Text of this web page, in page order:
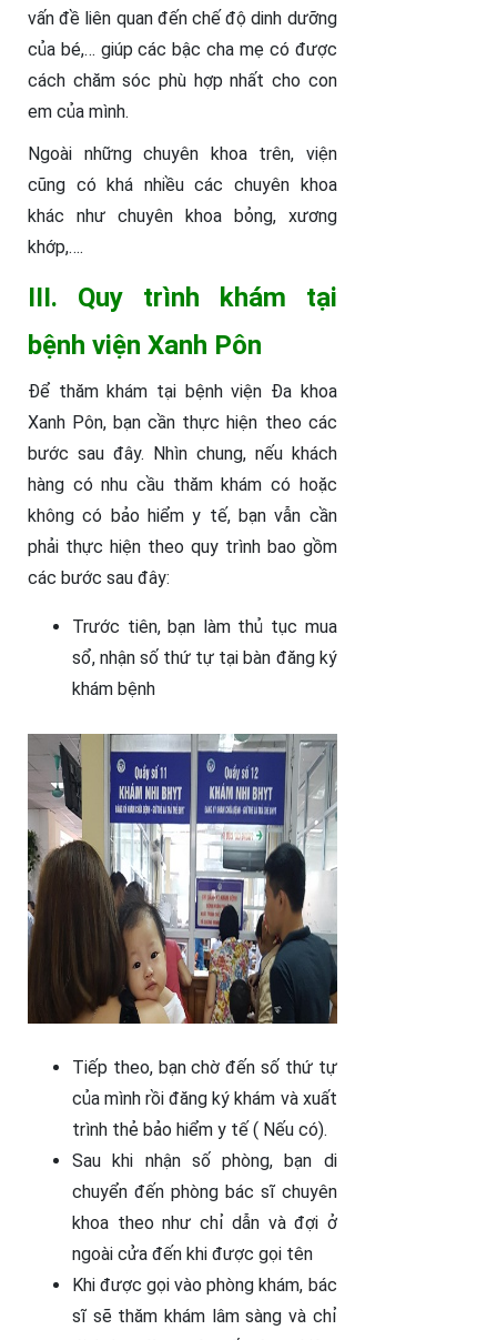
vấn đề liên quan đến chế độ dinh dưỡng
của bé,… giúp các bậc cha mẹ có được
cách chăm sóc phù hợp nhất cho con
em của mình.
Ngoài những chuyên khoa trên, viện
cũng có khá nhiều các chuyên khoa
khác như chuyên khoa bỏng, xương
khớp,….
III. Quy trình khám tại
bệnh viện Xanh Pôn
Để thăm khám tại bệnh viện Đa khoa
Xanh Pôn, bạn cần thực hiện theo các
bước sau đây. Nhìn chung, nếu khách
hàng có nhu cầu thăm khám có hoặc
không có bảo hiểm y tế, bạn vẫn cần
phải thực hiện theo quy trình bao gồm
các bước sau đây:
Trước tiên, bạn làm thủ tục mua
sổ, nhận số thứ tự tại bàn đăng ký
khám bệnh
Tiếp theo, bạn chờ đến số thứ tự
của mình rồi đăng ký khám và xuất
trình thẻ bảo hiểm y tế ( Nếu có).
Sau khi nhận số phòng, bạn di
chuyển đến phòng bác sĩ chuyên
khoa theo như chỉ dẫn và đợi ở
ngoài cửa đến khi được gọi tên
Khi được gọi vào phòng khám, bác
sĩ sẽ thăm khám lâm sàng và chỉ